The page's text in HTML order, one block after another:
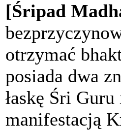
[Śripad
otrzymać
posiada dwa
łaskę Śri
manifestacją